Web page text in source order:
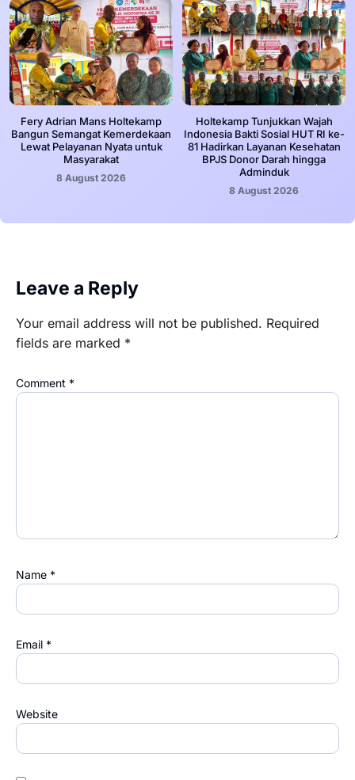
Fery Adrian Mans Holtekamp
Bangun Semangat Kemerdekaan
Lewat Pelayanan Nyata untuk
Masyarakat
8 August 2026
Holtekamp Tunjukkan Wajah
Indonesia Bakti Sosial HUT RI ke-
81 Hadirkan Layanan Kesehatan
BPJS Donor Darah hingga
Adminduk
8 August 2026
Leave a Reply
Your email address will not be published. Required
fields are marked *
Comment *
Name *
Email *
Website